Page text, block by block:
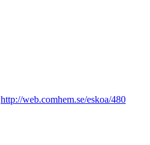
http://web.comhem.se/eskoa/480